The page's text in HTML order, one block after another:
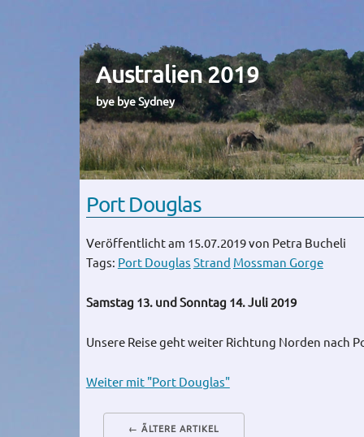
Australien 2019
bye bye Sydney
Port Douglas
Veröffentlicht am 15.07.2019von Petra Bucheli
Tags: Port Douglas Strand Mossman Gorge
Samstag 13. und Sonntag 14. Juli 2019
Unsere Reise geht weiter Richtung Norden nach
Weiter mit "Port Douglas"
← ÃLTERE ARTIKEL